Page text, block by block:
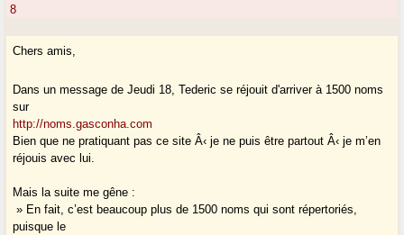
8
Chers amis,
Dans un message de Jeudi 18, Tederic se réjouit d'arriver à 1500 noms
sur
http://noms.gasconha.com
Bien que ne pratiquant pas ce site Â‹ je ne puis être partout Â‹ je m’en
réjouis avec lui.
Mais la suite me gêne :
» En fait, c’est beaucoup plus de 1500 noms qui sont répertoriés,
puisque le